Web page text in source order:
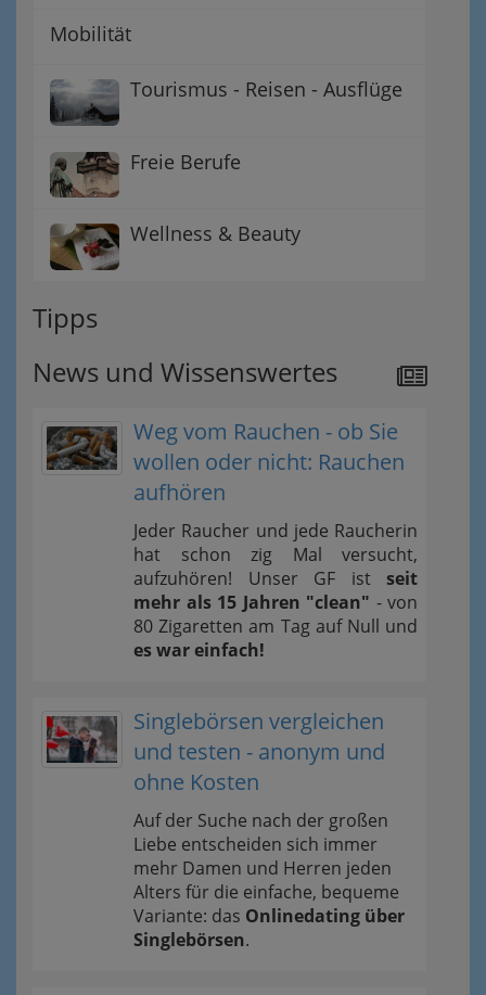
Mobilität
Tourismus - Reisen - Ausflüge
Freie Berufe
Wellness & Beauty
Tipps
News und Wissenswertes
Weg vom Rauchen - ob Sie
wollen oder nicht: Rauchen
aufhören
Jeder Raucher und jede Raucherin
hat schon zig Mal versucht,
aufzuhören! Unser GF ist seit
mehr als 15 Jahren "clean" - von
80 Zigaretten am Tag auf Null und
es war einfach!
Singlebörsen vergleichen
und testen - anonym und
ohne Kosten
Auf der Suche nach der großen
Liebe entscheiden sich immer
mehr Damen und Herren jeden
Alters für die einfache, bequeme
Variante: das Onlinedating über
Singlebörsen.